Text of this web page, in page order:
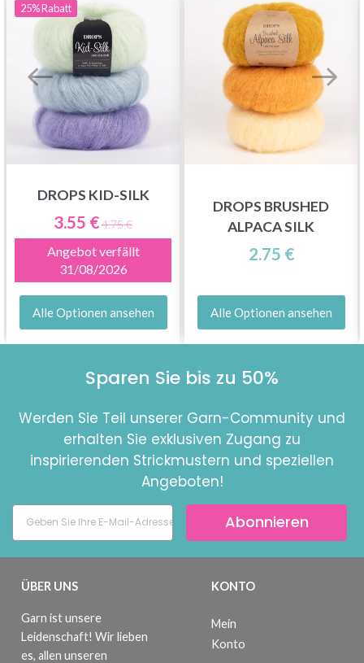
25%Rabatt
DROPS KID-SILK
3.55 €4.75 €
Angebot verfällt
31/08/2026
Alle Optionen ansehen
DROPS BRUSHED
ALPACA SILK
2.75 €
Alle Optionen ansehen
Sparen Sie bis zu 50%
Werden Sie Teil unserer Garn-Community und
erhalten Sie exklusiven Zugang zu
inspirierenden Strickmustern und speziellen
Angeboten!
Abonnieren
ÜBER UNS
Garn ist unsere
Leidenschaft! Wir lieben
es, allen unseren
KONTO
Mein
Konto